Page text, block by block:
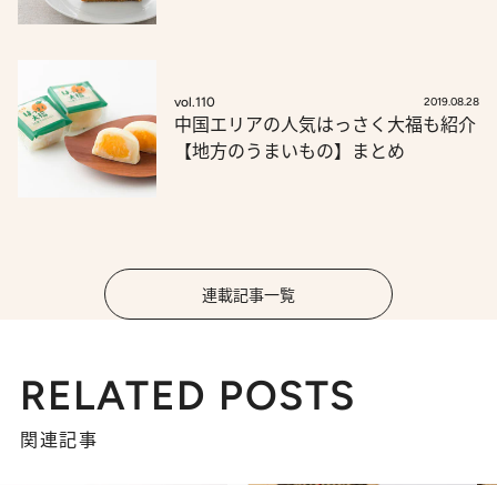
vol.110 2019.08.28
中国エリアの人気はっさく大福も紹介
【地方のうまいもの】まとめ
連載記事一覧
RELATED POSTS
関連記事